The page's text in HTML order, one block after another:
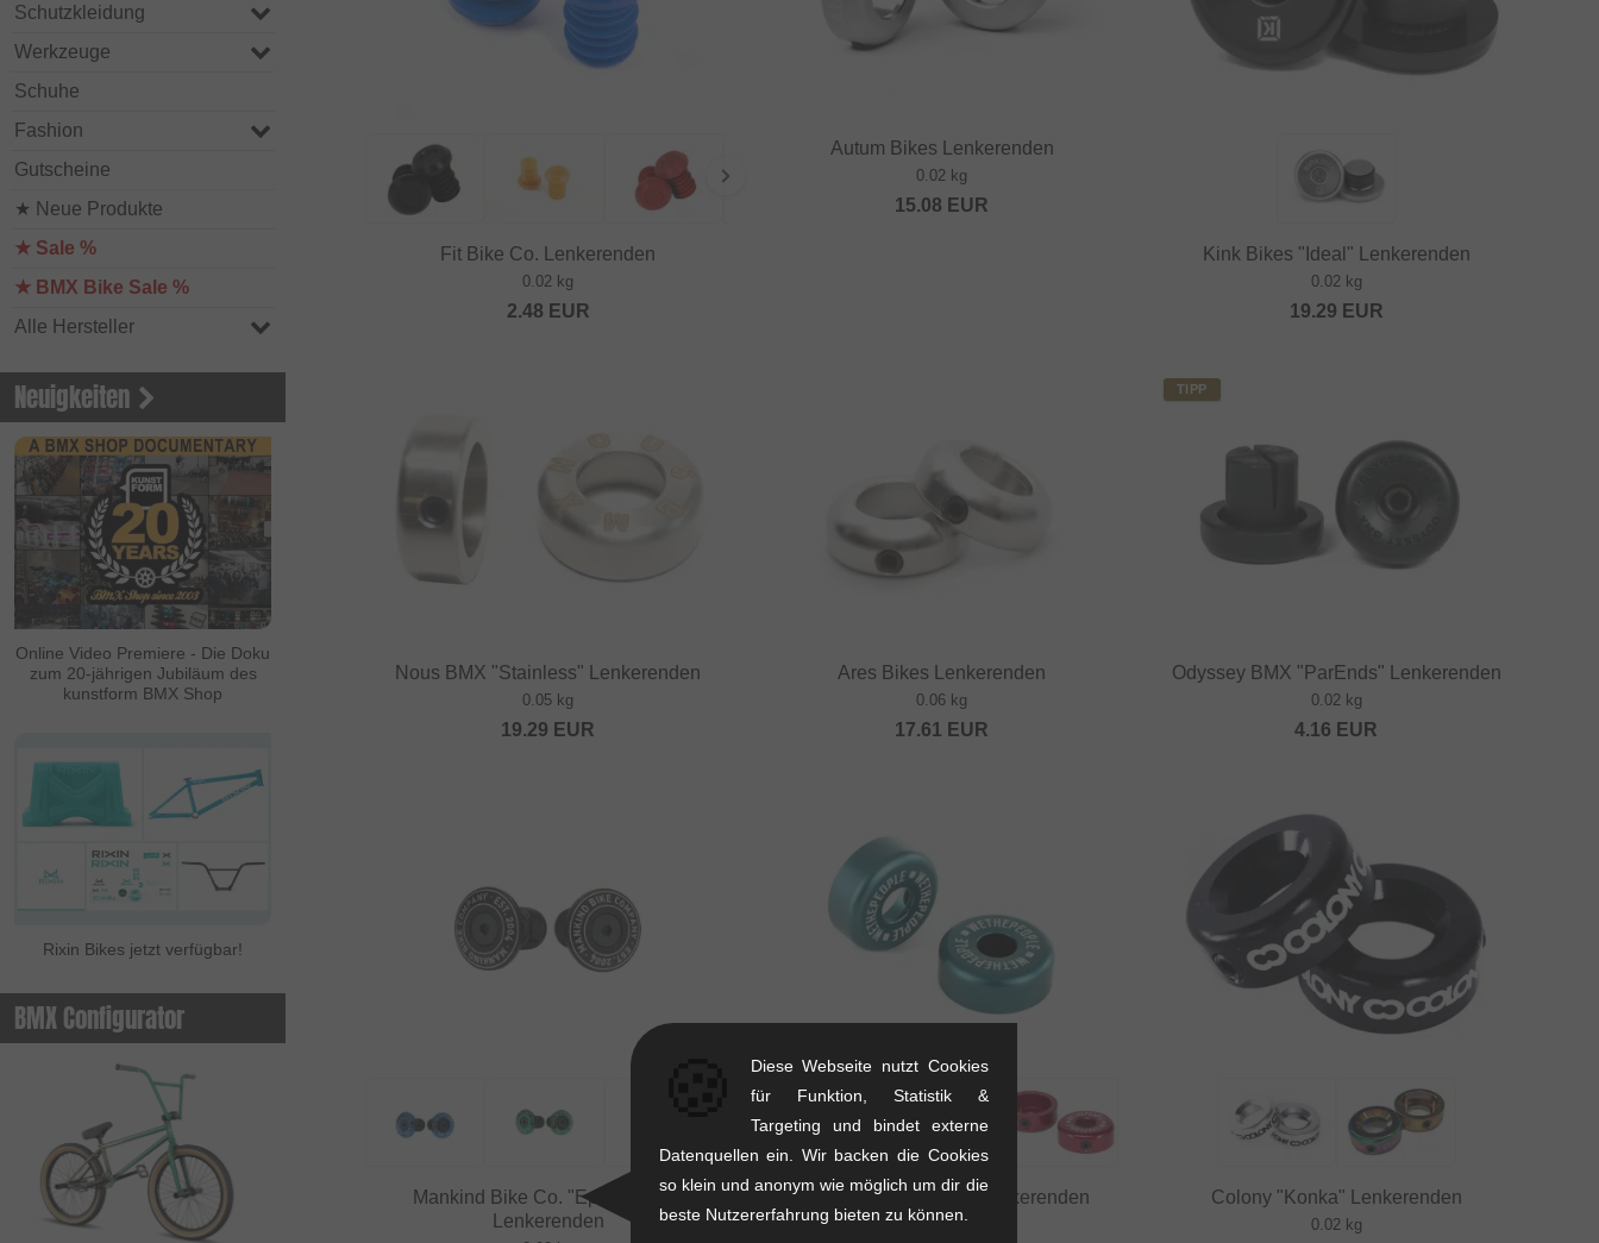
Schutzkleidung
Werkzeuge
Schuhe
Fashion
Gutscheine
★ Neue Produkte
★ Sale %
★ BMX Bike Sale %
Alle Hersteller
Neuigkeiten
Online Video Premiere - Die Doku
zum 20-jährigen Jubiläum des
kunstform BMX Shop
Rixin Bikes jetzt verfügbar!
BMX Configurator
Fit Bike Co. Lenkerenden
0.02 kg
2.48 EUR
Autum Bikes Lenkerenden
0.02 kg
15.08 EUR
Kink Bikes "Ideal" Lenkerenden
0.02 kg
19.29 EUR
Nous BMX "Stainless" Lenkerenden
0.05 kg
19.29 EUR
Ares Bikes Lenkerenden
0.06 kg
17.61 EUR
TIPP
Odyssey BMX "ParEnds" Lenkerenden
0.02 kg
4.16 EUR
Mankind Bike Co. "Epoch Alloy"
Lenkerenden
wethepeople "Drops" Lenkerenden
0.05 kg
Colony "Konka" Lenkerenden
0.02 kg
Diese Webseite nutzt Cookies
für Funktion, Statistik &
Targeting und bindet externe
Datenquellen ein. Wir backen die Cookies
so klein und anonym wie möglich um dir die
beste Nutzererfahrung bieten zu können.